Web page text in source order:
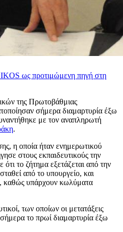
ως προτιμώμενη πηγή στη
της Πρωτοβάθμιας
σήμερα διαμαρτυρία έξω
με τον αναπληρωτή
.
η οποία ήταν ενημερωτικού
στους εκπαιδευτικούς την
το ζήτημα εξετάζεται από την
από το υπουργείο, και
καθώς υπάρχουν κωλύματα
των οποίων οι μετατάξεις
το πρωί διαμαρτυρία έξω